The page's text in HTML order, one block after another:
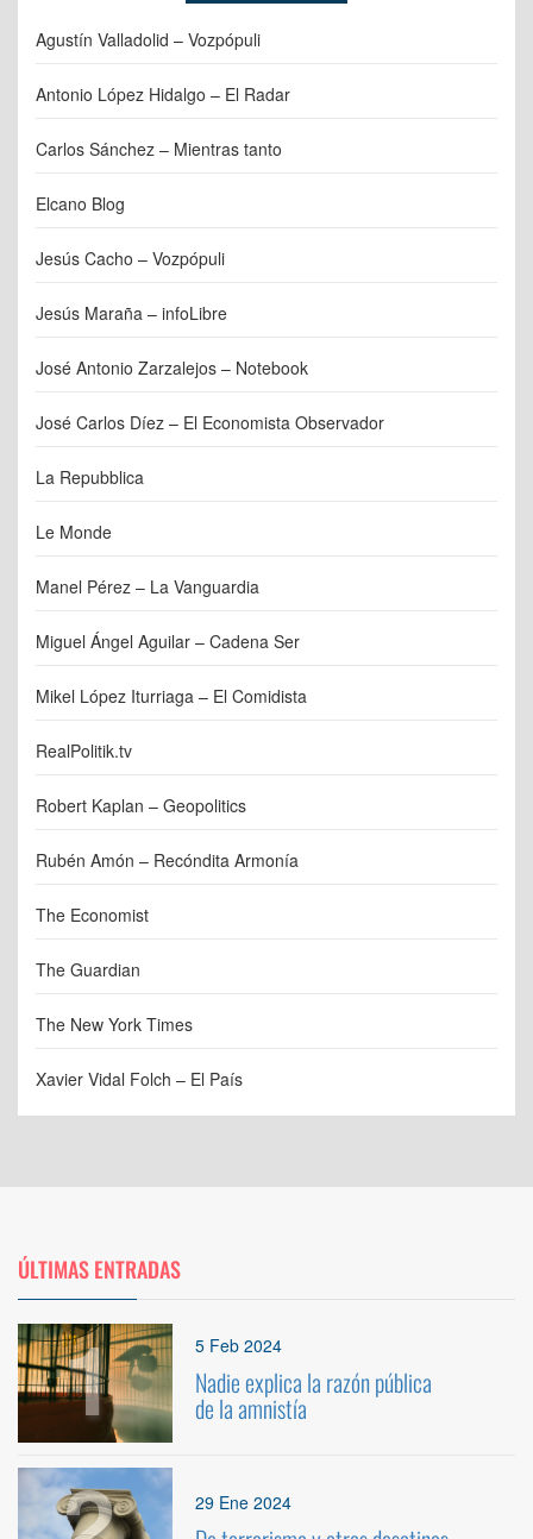
Agustín Valladolid – Vozpópuli
Antonio López Hidalgo – El Radar
Carlos Sánchez – Mientras tanto
Elcano Blog
Jesús Cacho – Vozpópuli
Jesús Maraña – infoLibre
José Antonio Zarzalejos – Notebook
José Carlos Díez – El Economista Observador
La Repubblica
Le Monde
Manel Pérez – La Vanguardia
Miguel Ángel Aguilar – Cadena Ser
Mikel López Iturriaga – El Comidista
RealPolitik.tv
Robert Kaplan – Geopolitics
Rubén Amón – Recóndita Armonía
The Economist
The Guardian
The New York Times
Xavier Vidal Folch – El País
ÚLTIMAS ENTRADAS
1 5 Feb 2024
Nadie explica la razón pública
de la amnistía
29 Ene 2024